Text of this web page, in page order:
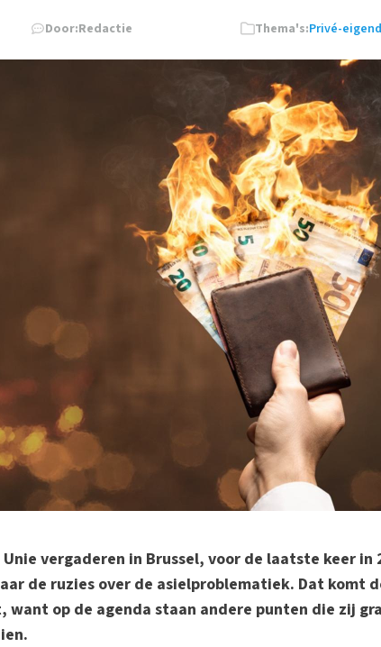
Door:Redactie Thema's:Privé-
vergaderen in Brussel, voor de laatste keer in
de ruzies over de asielproblematiek. Dat komt
want op de agenda staan andere punten die zij